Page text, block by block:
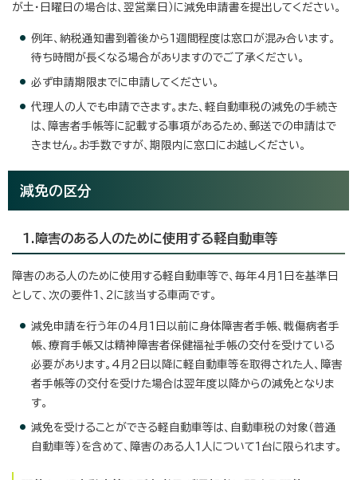
が土・日曜日の場合は、翌営業日）に減免申請書を提出してください。
例年、納税通知書到着後から1週間程度は窓口が混み合います。
待ち時間が長くなる場合がありますのでご了承ください。
必ず申請期限までに申請してください。
代理人の人でも申請できます。また、軽自動車税の減免の手続き
は、障害者手帳等に記載する事項があるため、郵送での申請はで
きません。お手数ですが、期限内に窓口にお越しください。
減免の区分
1.障害のある人のために使用する軽自動車等
障害のある人のために使用する軽自動車等で、毎年4月1日を基準日
として、次の要件1、2に該当する車両です。
減免申請を行う年の4月1日以前に身体障害者手帳、戦傷病者手
帳、療育手帳又は精神障害者保健福祉手帳の交付を受けている
必要があります。4月2日以降に軽自動車等を取得された人、障害
者手帳等の交付を受けた場合は翌年度以降からの減免となりま
す。
減免を受けることができる軽自動車等は、自動車税の対象（普通
自動車等）を含めて、障害のある人1人について1台に限られます。